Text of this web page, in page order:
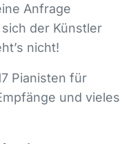
Anfrage
der Künstler
nicht!
Pianisten für
und vieles